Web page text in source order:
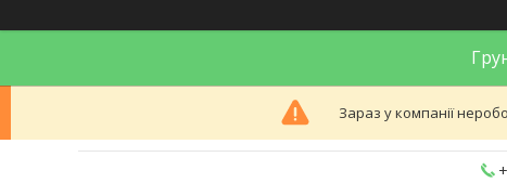
Зараз у компанії